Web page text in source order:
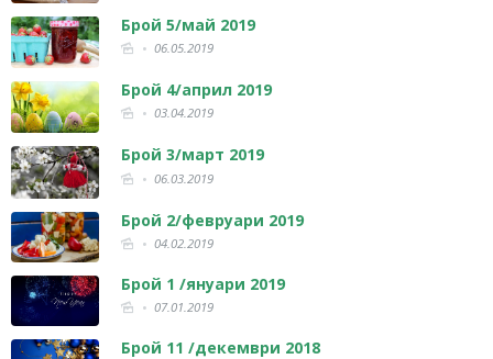
Брой 5/май 2019
06.05.2019
Брой 4/април 2019
03.04.2019
Брой 3/март 2019
06.03.2019
Брой 2/февруари 2019
04.02.2019
Брой 1 /януари 2019
07.01.2019
Брой 11 /декември 2018